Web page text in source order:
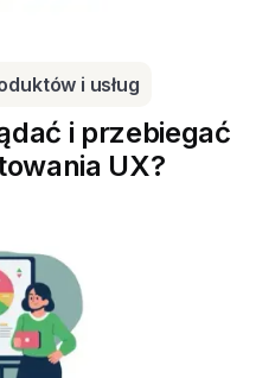
i usług
i przebiegać
UX?